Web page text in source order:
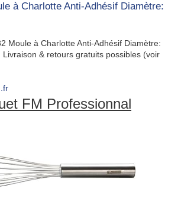
à Charlotte Anti-Adhésif Diamètre:
Moule à Charlotte Anti-Adhésif Diamètre:
& retours gratuits possibles (voir
FM Professionnal